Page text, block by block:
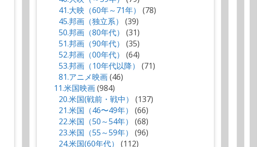
41.大映（60年～71年）
(78)
45.邦画（独立系）
(39)
50.邦画（80年代）
(31)
51.邦画（90年代）
(35)
52.邦画（00年代）
(64)
53.邦画（10年代以降）
(71)
81.アニメ映画(46)
11.米国映画(984)
20.米国(戦前・戦中）
(137)
21.米国（46〜49年）
(66)
22.米国（50～54年）
(68)
23.米国（55～59年）
(96)
24.米国(60年代）
(112)